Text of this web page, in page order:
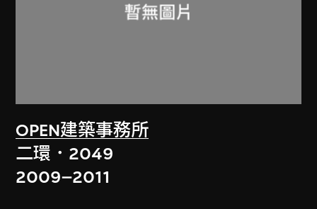
OPEN建築事務所
二環．2049
2009–2011